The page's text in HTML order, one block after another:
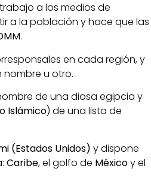
a los medios de
a la población y hace que las
.
en cada región, y
nombre u otro.
de una diosa egipcia y
Islámico) de una lista de
(Estados Unidos) y dispone
Caribe, el golfo de Méxicoy el